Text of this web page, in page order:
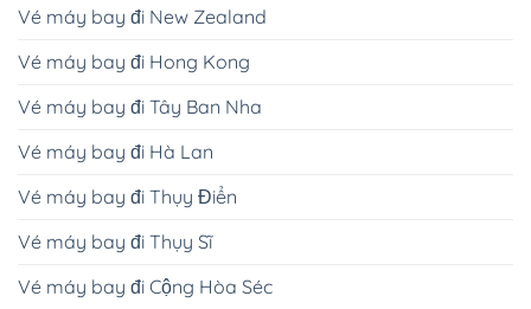
Vé máy bay đi New Zealand
Vé máy bay đi Hong Kong
Vé máy bay đi Tây Ban Nha
Vé máy bay đi Hà Lan
Vé máy bay đi Thụy Điển
Vé máy bay đi Thụy Sĩ
Vé máy bay đi Cộng Hòa Séc